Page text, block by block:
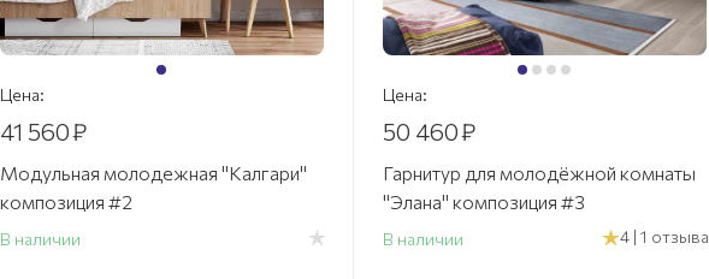
Цена:
41 560₽
Модульная молодежная "Калгари"
композиция #2
В наличии
Цена:
50 460₽
Гарнитур для молодёжной комнаты
"Элана" композиция #3
В наличии 4 | 1 отзыва